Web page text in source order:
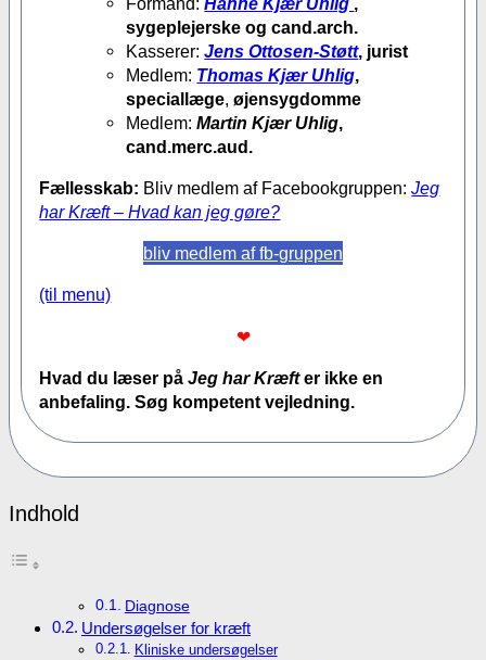
sygeplejerske og cand.arch.
Kasserer:Jens Ottosen-Støtt, jurist
Medlem: Thomas Kjær Uhlig
speciallæge ,øjensygdomme
Medlem:Martin Kjær Uhlig
cand.merc.aud.
Fællesskab: Bliv medlem af Facebookgruppen:Jeg
har Kræft – Hvad kan jeg gøre?
bliv medlem af fb-gruppen
(til menu)
❤
Hvad du læser påJeg har Kræfter ikke en
anbefaling. Søg kompetent vejledning.
Indhold
Diagnose
Undersøgelser for kræft
Kliniske undersøgelser